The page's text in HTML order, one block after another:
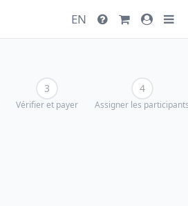
EN
3
Vérifier et payer
4
Assigner les